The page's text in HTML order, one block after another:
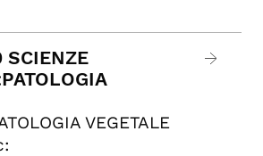
VEGETALE